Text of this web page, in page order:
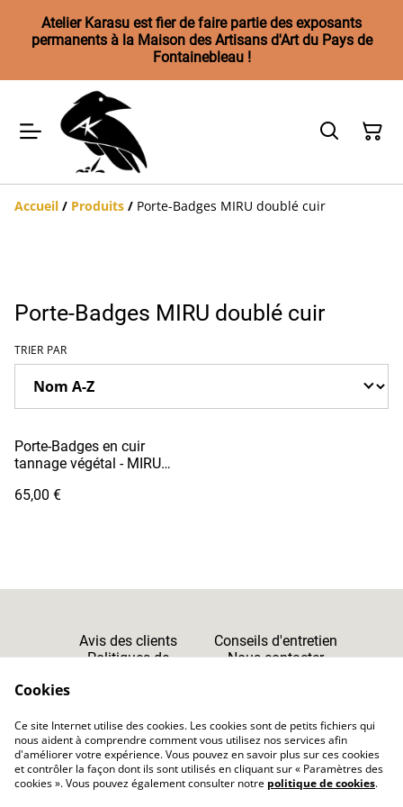
Atelier Karasu est fier de faire partie des exposants
permanents à la Maison des Artisans d'Art du Pays de
Fontainebleau !
Accueil / Produits / Porte-Badges MIRU doublé cuir
Porte-Badges MIRU doublé cuir
TRIER PAR
Porte-Badges en cuir
tannage végétal - MIRU
65,00 €
Avis des clients
Conseils d'entretien
Politiques de
Nous contacter
CGV
Cookies
Ce site Internet utilise des cookies. Les cookies sont de petits fichiers qui
nous aident à comprendre comment vous utilisez nos services afin
d'améliorer votre expérience. Vous pouvez en savoir plus sur ces cookies
et contrôler la façon dont ils sont utilisés en cliquant sur « Paramètres des
cookies ». Vous pouvez également consulter notre politique de cookies.